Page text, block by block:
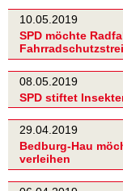
10.05.2019
SPD möchte
08.05.2019
SPD stiftet
29.04.2019
Bedburg-Hau
verleihen